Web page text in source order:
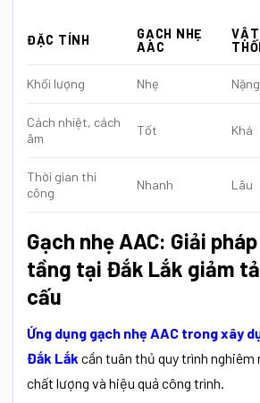
ĐẶC TÍNH
GẠCH NHẸ
AAC
VẬT
Khối lượng Nhẹ Nặng
Cách nhiệt, cách
âm
Tốt Khá
Thời gian thi
công
Nhanh Lâu
Gạch nhẹ AAC: Giải
tầng tại Đắk Lắk giảm
cấu
Ứng dụng gạch nhẹ AAC trong xây
Đắk Lắk cần tuân thủ quy trình nghiêm
chất lượng và hiệu quả công trình.